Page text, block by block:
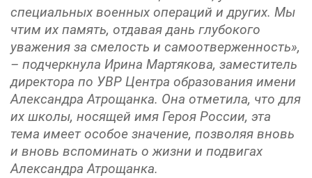
специальных военных операций и других. Мы
чтим их память, отдавая дань глубокого
уважения за смелость и самоотверженность»,
– подчеркнула Ирина Мартякова, заместитель
директора по УВР Центра образования имени
Александра Атрощанка. Она отметила, что для
их школы, носящей имя Героя России, эта
тема имеет особое значение, позволяя вновь
и вновь вспоминать о жизни и подвигах
Александра Атрощанка.